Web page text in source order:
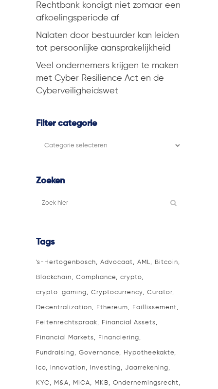
Rechtbank kondigt niet zomaar een
afkoelingsperiode af
Nalaten door bestuurder kan leiden
tot persoonlijke aansprakelijkheid
Veel ondernemers krijgen te maken
met Cyber Resilience Act en de
Cyberveiligheidswet
Filter categorie
Filter
Zoeken
Tags
's-Hertogenbosch Advocaat AML Bitcoin
Blockchain Compliance crypto
crypto-gaming Cryptocurrency Curator
Decentralization Ethereum Faillissement
Feitenrechtspraak Financial Assets
Financial Markets Financiering
Fundraising Governance Hypotheekakte
Ico Innovation Investing Jaarrekening
KYC M&A MiCA MKB Ondernemingsrecht